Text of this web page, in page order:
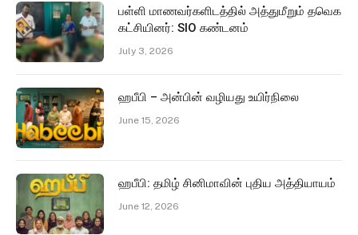
பள்ளி மாணவர்களிடத்தில் அத்துமீறும் தவெக
கட்சியினர்: SIO கண்டனம்
July 3, 2026
ஹபீபி – அன்பின் வழியது உயிர்நிலை
June 15, 2026
ஹபீபி: தமிழ் சினிமாவின் புதிய அத்தியாயம்
June 12, 2026